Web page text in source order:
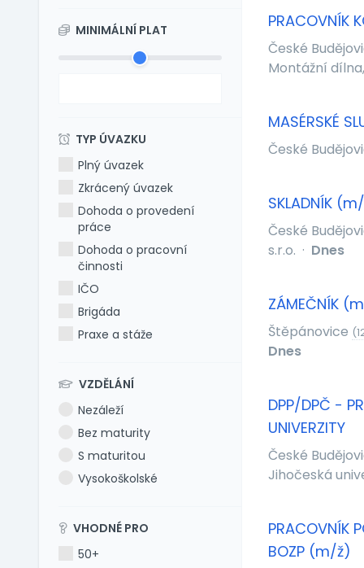
MINIMÁLNÍ PLAT
TYP ÚVAZKU
Plný úvazek
Zkrácený úvazek
Dohoda o provedení
práce
Dohoda o pracovní
činnosti
IČO
Brigáda
Praxe a stáže
VZDĚLÁNÍ
Nezáleží
Bez maturity
S maturitou
Vysokoškolské
VHODNÉ PRO
50+
PRACOVNÍK
České
Montážní
MASÉRSKÉ
České
SKLADNÍK
České
s.r.o. · Dnes
ZÁMEČNÍK
Štěpánovice
Dnes
DPP/DPČ -
UNIVERZITY
České
Jihočeská
PRACOVNÍK
BOZP (m/ž)